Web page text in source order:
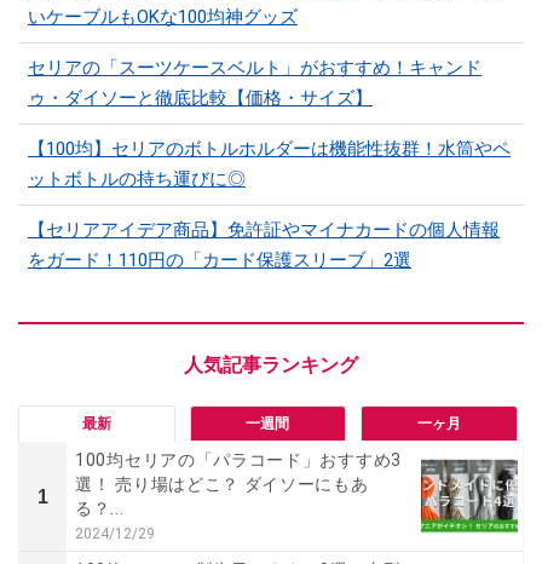
いケーブルもOKな100均神グッズ
セリアの「スーツケースベルト」がおすすめ！キャンド
ゥ・ダイソーと徹底比較【価格・サイズ】
【100均】セリアのボトルホルダーは機能性抜群！水筒やペ
ットボトルの持ち運びに◎
【セリアアイデア商品】免許証やマイナカードの個人情報
をガード！110円の「カード保護スリーブ」2選
最新 一週間 一ヶ月
1
100均セリアの「パラコード」おすすめ3
選！ 売り場はどこ？ ダイソーにもあ
る？...
2024/12/29